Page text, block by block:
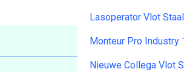
Lasoperator Vlot
Monteur Pro Industry
Nieuwe Collega Vlot